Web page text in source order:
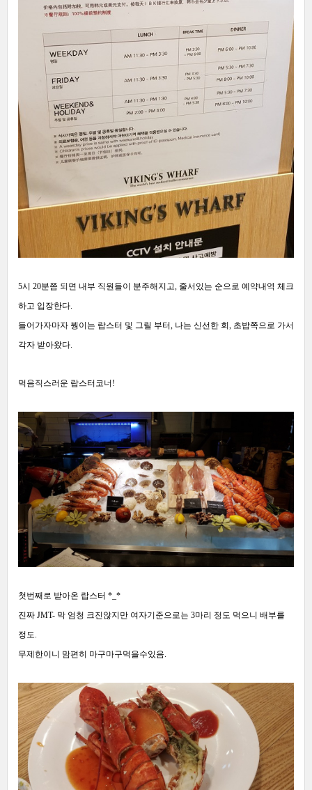
5시 20분쯤 되면 내부 직원들이 분주해지고, 줄서있는 순으로 예약내역 체크
하고 입장한다.
들어가자마자 붱이는 랍스터 및 그릴 부터, 나는 신선한 회, 초밥쪽으로 가서
각자 받아왔다.
먹음직스러운 랍스터코너!
첫번째로 받아온 랍스터 *_*
진짜 JMT- 막 엄청 크진않지만 여자기준으로는 3마리 정도 먹으니 배부를
정도.
무제한이니 맘편히 마구마구먹을수있음.